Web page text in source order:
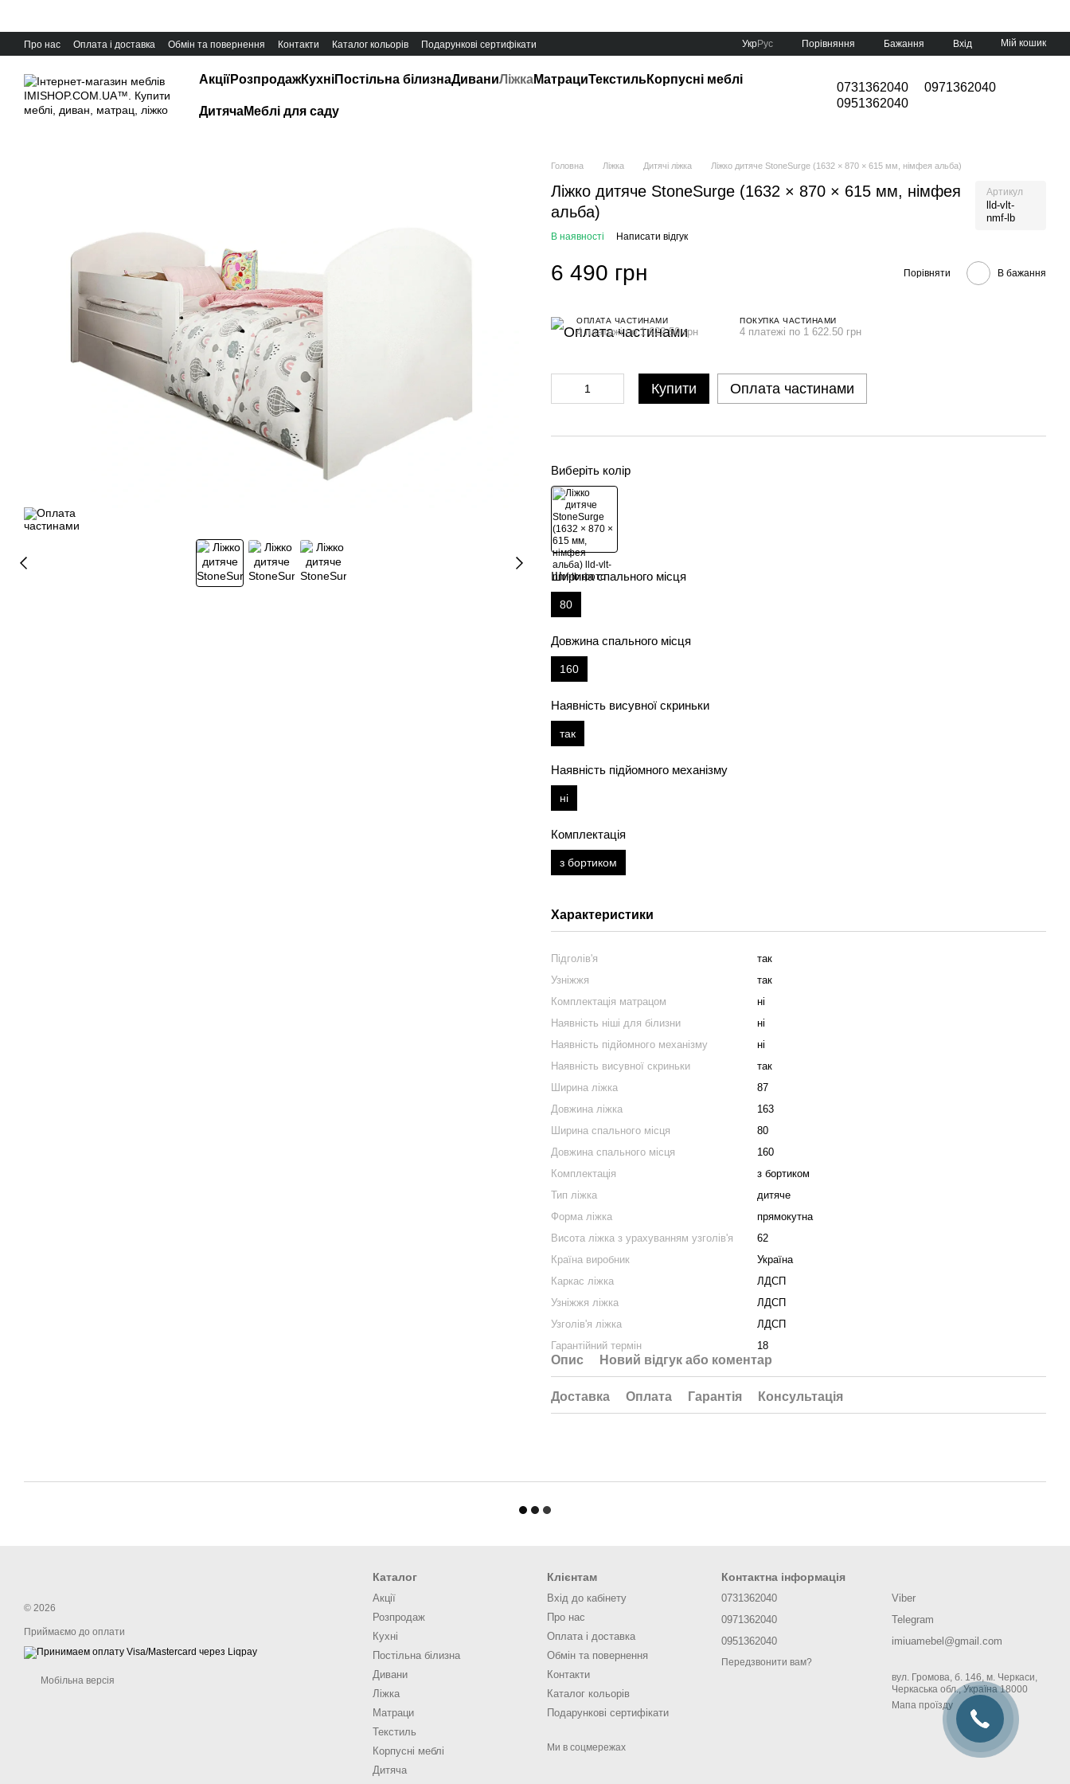
Про нас Оплата і доставка Обмін та повернення Контакти Каталог кольорів Подарункові сертифікати УкрРус Порівняння Бажання Вхід Мій кошик
АкціїРозпродажКухніПостільна білизнаДиваниЛіжкаМатрациТекстильКорпусні меблі
ДитячаМеблі для саду
0731362040
0971362040
0951362040
Головна Ліжка Дитячі ліжка Ліжко дитяче StoneSurge (1632 × 870 × 615 мм, німфея альба)
Ліжко дитяче StoneSurge (1632 × 870 × 615 мм, німфея
альба)
Артикул
lld-vlt-
nmf-lb
В наявності Написати відгук
6 490 грн Порівняти В бажання
ОПЛАТА ЧАСТИНАМИ
4 платежі по 1 622.50 грн
ПОКУПКА ЧАСТИНАМИ
4 платежі по 1 622.50 грн
Купити Оплата частинами
Виберіть колір
Ширина спального місця
80
Довжина спального місця
160
Наявність висувної скриньки
так
Наявність підйомного механізму
ні
Комплектація
з бортиком
Характеристики
Підголів'я
так
Узніжжя
так
Комплектація матрацом
ні
Наявність ніші для білизни
ні
Наявність підйомного механізму
ні
Наявність висувної скриньки
так
Ширина ліжка
87
Довжина ліжка
163
Ширина спального місця
80
Довжина спального місця
160
Комплектація
з бортиком
Тип ліжка
дитяче
Форма ліжка
прямокутна
Висота ліжка з урахуванням узголів'я
62
Країна виробник
Україна
Каркас ліжка
ЛДСП
Узніжжя ліжка
ЛДСП
Узголів'я ліжка
ЛДСП
Гарантійний термін
18
Опис Новий відгук або коментар
Доставка Оплата Гарантія Консультація
© 2026
Приймаємо до оплати
Мобільна версія
Каталог
Акції
Розпродаж
Кухні
Постільна білизна
Дивани
Ліжка
Матраци
Текстиль
Корпусні меблі
Дитяча
Клієнтам
Вхід до кабінету
Про нас
Оплата і доставка
Обмін та повернення
Контакти
Каталог кольорів
Подарункові сертифікати
Ми в соцмережах
Контактна інформація
0731362040
0971362040
0951362040
Передзвонити вам?
Viber
Telegram
imiuamebel@gmail.com
вул. Громова, б. 146, м. Черкаси,
Черкаська обл., Україна 18000
Мапа проїзду